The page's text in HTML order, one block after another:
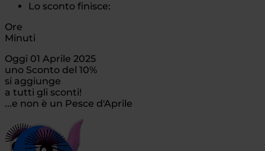
Lo sconto finisce:
Ore
Minuti
Oggi 01 Aprile 2025
uno Sconto del 10%
si aggiunge
a tutti gli sconti!
...e non è un Pesce d'Aprile